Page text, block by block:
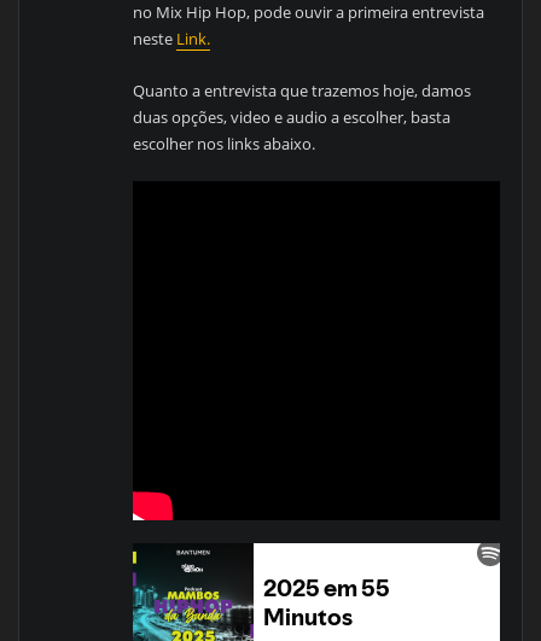
no Mix Hip Hop, pode ouvir a primeira entrevista
neste Link.
Quanto a entrevista que trazemos hoje, damos
duas opções, video e audio a escolher, basta
escolher nos links abaixo.